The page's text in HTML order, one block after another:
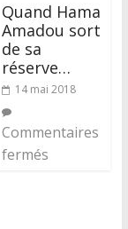
Quand Hama
Amadou sort
de sa
réserve…
14 mai 2018
Commentaires
fermés